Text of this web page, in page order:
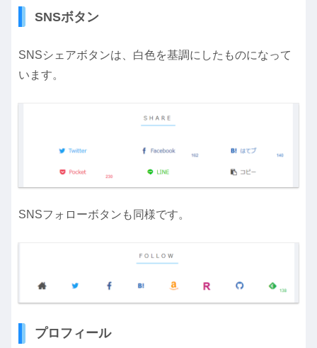
SNSボタン
SNSシェアボタンは、白色を基調にしたものになって
います。
SNSフォローボタンも同様です。
プロフィール